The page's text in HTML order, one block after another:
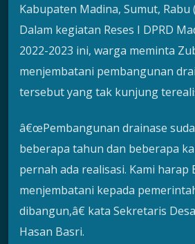
Kabupaten Madina, Sumut, Rabu
Dalam kegiatan Reses I DPRD
2022-2023 ini, warga meminta
menjembatani pembangunan
tersebut yang tak kunjung
â€œPembangunan drainase
beberapa tahun dan beberapa
pernah ada realisasi. Kami harap
menjembatani kepada
dibangun,â€ kata Sekretaris
Hasan Basri.